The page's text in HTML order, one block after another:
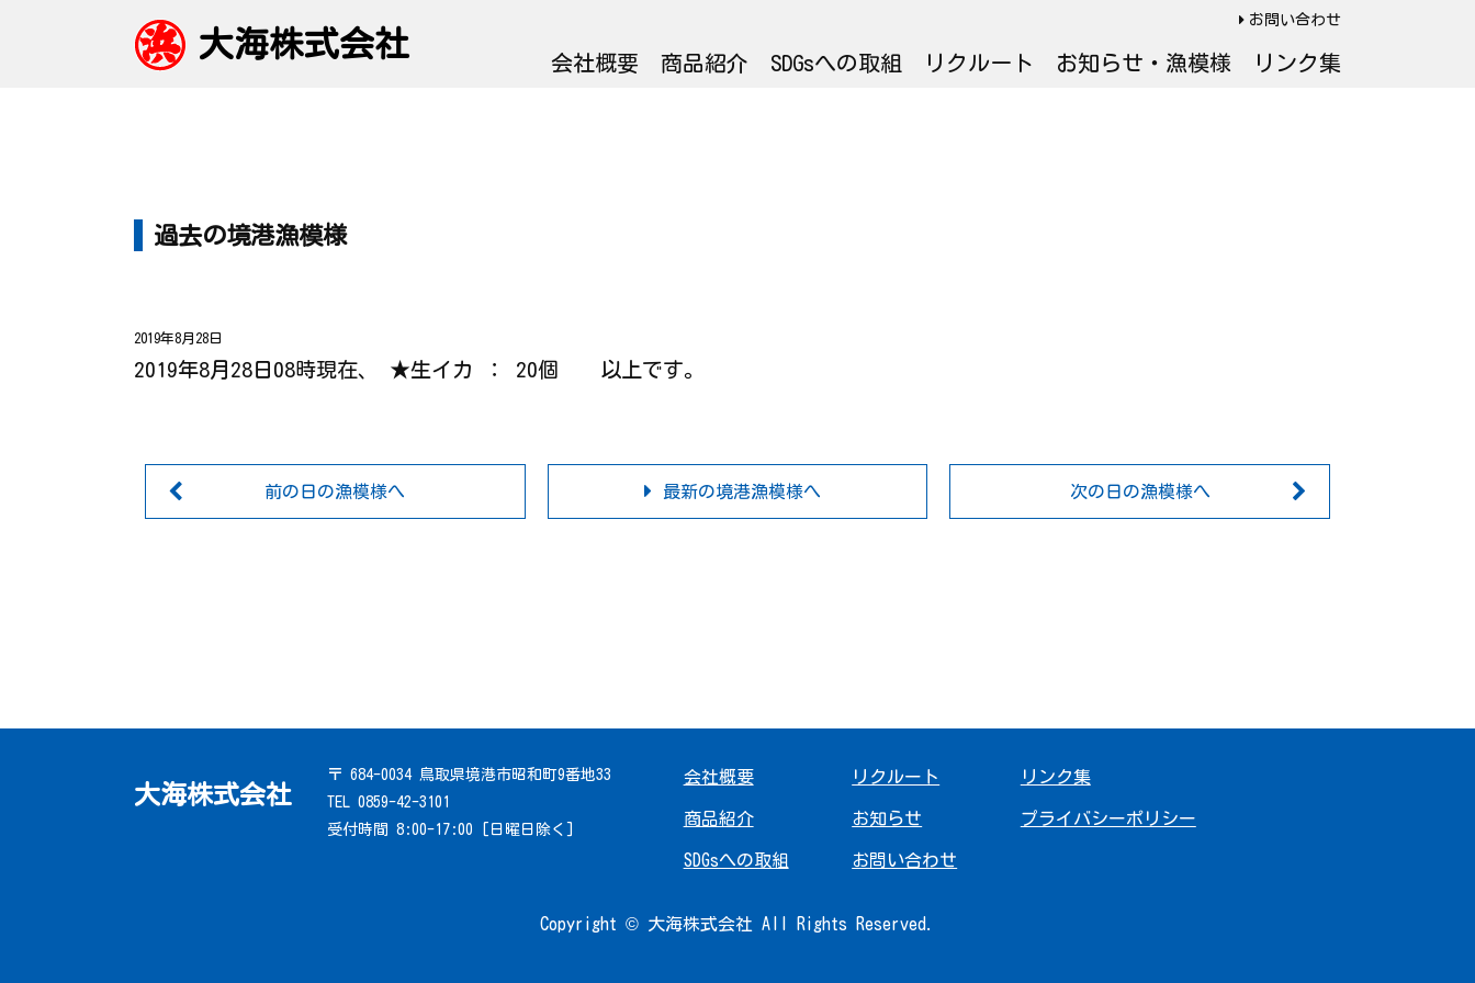
大海株式会社
お問い合わせ
会社概要 商品紹介 SDGsへの取組 リクルート お知らせ・漁模様 リンク集
過去の境港漁模様
2019年8月28日
2019年8月28日08時現在、 ★生イカ ： 20個 以上です。
前の日の漁模様へ 最新の境港漁模様へ 次の日の漁模様へ
大海株式会社
〒 684-0034 鳥取県境港市昭和町9番地33
TEL 0859-42-3101
受付時間 8:00-17:00 [日曜日除く]
会社概要
商品紹介
SDGsへの取組
リクルート
お知らせ
お問い合わせ
リンク集
プライバシーポリシー
Copyright © 大海株式会社 All Rights Reserved.